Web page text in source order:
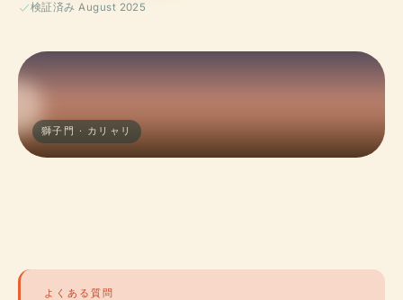
検証済み August 2025
獅子門 · カリャリ
よくある質問